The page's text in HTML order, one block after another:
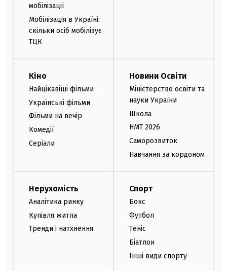
мобілізації
Мобілізація в Україні:
скільки осіб мобілізує
ТЦК
Кіно
Найцікавіші фільми
Українські фільми
Фільми на вечір
Комедії
Серіали
Новини Освіти
Міністерство освіти та
науки України
Школа
НМТ 2026
Саморозвиток
Навчання за кордоном
Нерухомість
Аналітика ринку
Купівля житла
Тренди і натхнення
Спорт
Бокс
Футбол
Теніс
Біатлон
Інші види спорту